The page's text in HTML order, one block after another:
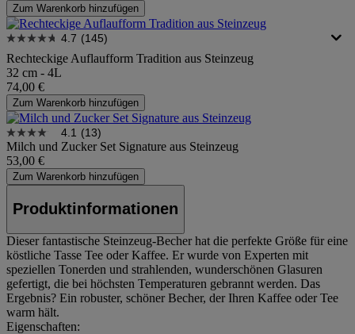
Zum Warenkorb hinzufügen
4.7 (145)
Rechteckige Auflaufform Tradition aus Steinzeug
32 cm - 4L
74,00 €
Zum Warenkorb hinzufügen
4.1 (13)
Milch und Zucker Set Signature aus Steinzeug
53,00 €
Zum Warenkorb hinzufügen
Produktinformationen
Dieser fantastische Steinzeug-Becher hat die perfekte Größe für eine
köstliche Tasse Tee oder Kaffee. Er wurde von Experten mit
speziellen Tonerden und strahlenden, wunderschönen Glasuren
gefertigt, die bei höchsten Temperaturen gebrannt werden. Das
Ergebnis? Ein robuster, schöner Becher, der Ihren Kaffee oder Tee
warm hält.
Eigenschaften: